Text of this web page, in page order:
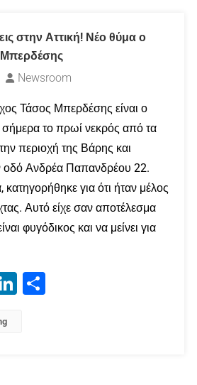
στην Αττική! Νέο θύμα ο
Newsroom
Τάσος Μπερδέσης είναι ο
το πρωί νεκρός από τα
περιοχή της Βάρης και
οδό Ανδρέα Παπανδρέου 22.
κατηγορήθηκε για ότι ήταν μέλος
Αυτό είχε σαν αποτέλεσμα
φυγόδικος και να μείνει για
LinkedIn